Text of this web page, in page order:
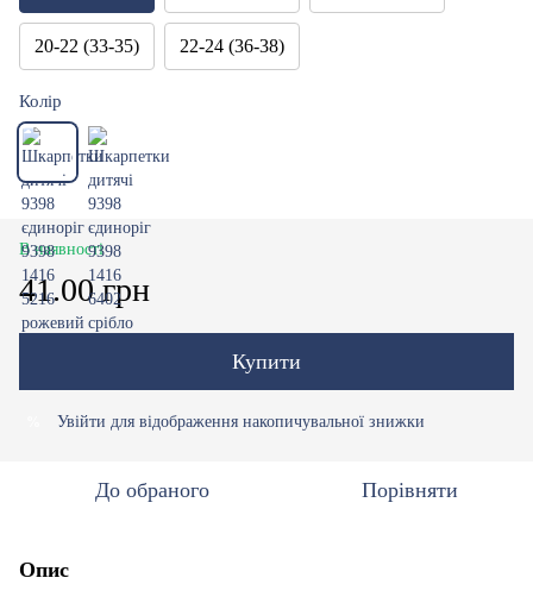
20-22 (33-35) 22-24 (36-38)
Колір
В наявності
41.00 грн
Купити
Увійти для відображення накопичувальної знижки
До обраного Порівняти
Опис